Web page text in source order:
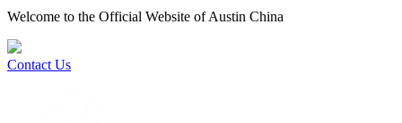
Welcome to the Official Website of Austin China
Contact Us